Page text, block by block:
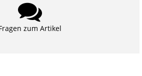
zum Artikel